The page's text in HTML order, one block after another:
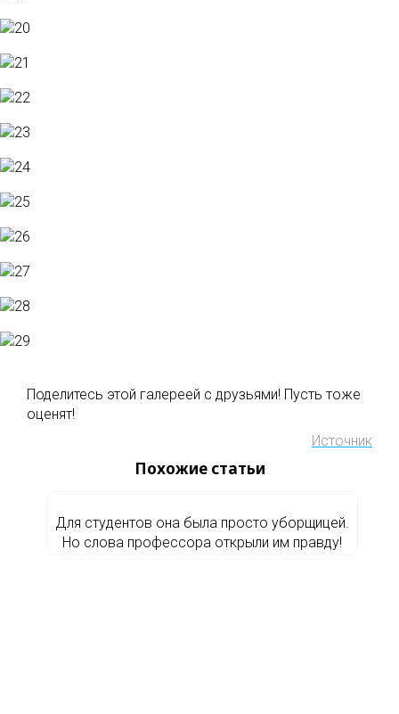
Поделитесь этой галереей с друзьями! Пусть тоже
оценят!
Источник
Похожие статьи
Для студентов она была просто уборщицей.
Но слова профессора открыли им правду!